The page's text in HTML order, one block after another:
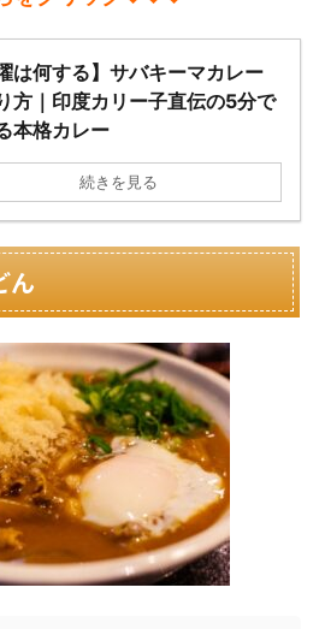
は何する】サバキーマカレー
方｜印度カリー子直伝の5分で
本格カレー
続きを見る
ん